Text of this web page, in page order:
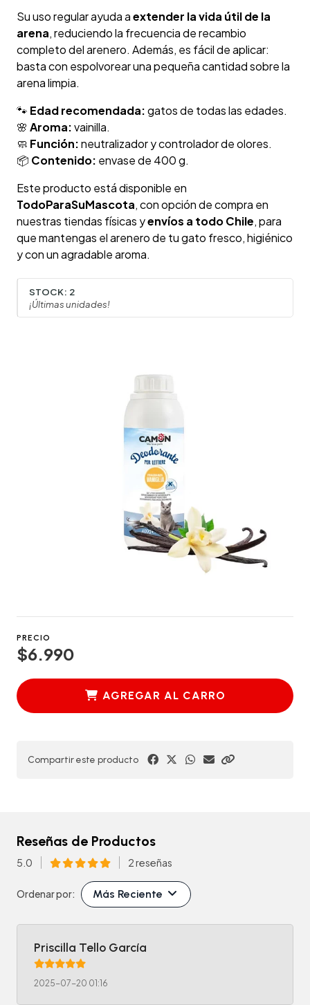
Su uso regular ayuda aextender la vida útil de la
arena, reduciendo la frecuencia de recambio
completo del arenero. Además, es fácil de aplicar:
basta con espolvorear una pequeña cantidad sobre la
arena limpia.
🐾 Edad recomendada:gatos de todas las edades.
🌸 Aroma:vainilla.
🧼 Función:neutralizador y controlador de olores.
📦 Contenido: envase de 400 g.
Este producto está disponible en
TodoParaSuMascota, con opción de compra en
nuestras tiendas físicas yenvíos a todo Chile, para
que mantengas el arenero de tu gato fresco, higiénico
y con un agradable aroma.
STOCK: 2
¡Últimas unidades!
PRECIO
$6.990
AGREGAR AL CARRO
Compartir este producto
Reseñas de Productos
5.0 2 reseñas
Ordenar por: Más Reciente
Priscilla Tello García
2025-07-20 01:16